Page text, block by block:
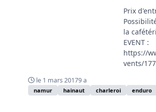
Prix
la
EVENT :
https://
vents/
le 1 mars 20179 a
namur hainaut charleroi enduro